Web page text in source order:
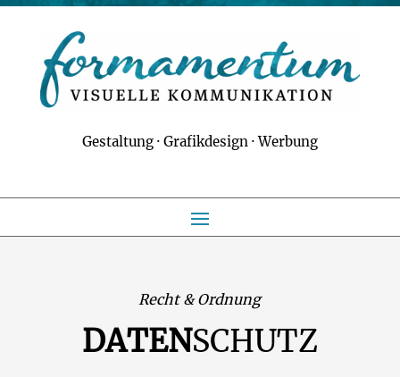
Gestaltung · Grafikdesign · Werbung
Recht & Ordnung
DATENSCHUTZ